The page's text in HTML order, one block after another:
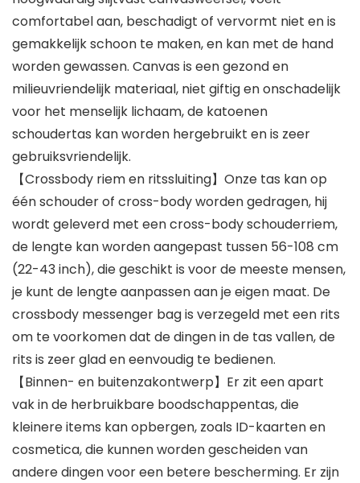
comfortabel aan, beschadigt of vervormt niet en is
gemakkelijk schoon te maken, en kan met de hand
worden gewassen. Canvas is een gezond en
milieuvriendelijk materiaal, niet giftig en onschadelijk
voor het menselijk lichaam, de katoenen
schoudertas kan worden hergebruikt en is zeer
gebruiksvriendelijk.
【Crossbody riem en ritssluiting】Onze tas kan op
één schouder of cross-body worden gedragen, hij
wordt geleverd met een cross-body schouderriem,
de lengte kan worden aangepast tussen 56-108 cm
(22-43 inch), die geschikt is voor de meeste mensen,
je kunt de lengte aanpassen aan je eigen maat. De
crossbody messenger bag is verzegeld met een rits
om te voorkomen dat de dingen in de tas vallen, de
rits is zeer glad en eenvoudig te bedienen.
【Binnen- en buitenzakontwerp】Er zit een apart
vak in de herbruikbare boodschappentas, die
kleinere items kan opbergen, zoals ID-kaarten en
cosmetica, die kunnen worden gescheiden van
andere dingen voor een betere bescherming. Er zijn